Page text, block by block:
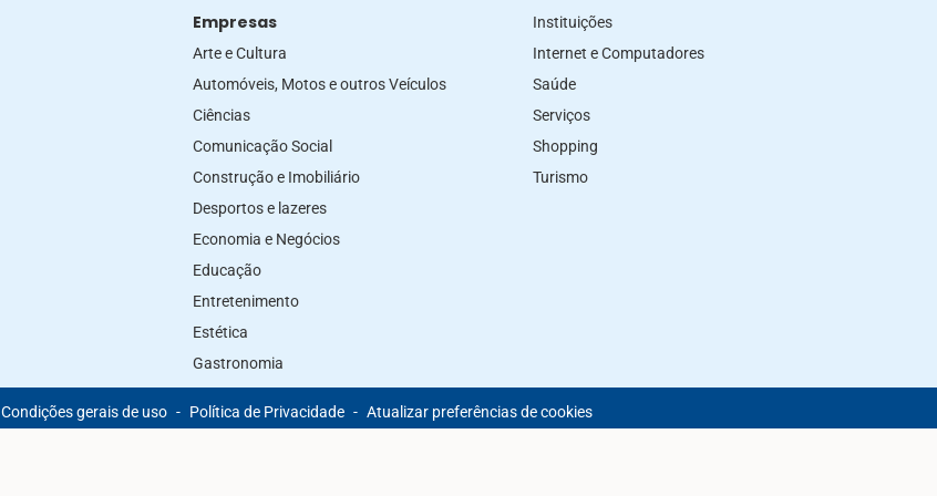
Empresas
Arte e Cultura
Automóveis, Motos e outros Veículos
Ciências
Comunicação Social
Construção e Imobiliário
Desportos e lazeres
Economia e Negócios
Educação
Entretenimento
Estética
Gastronomia
Instituições
Internet e Computadores
Saúde
Serviços
Shopping
Turismo
Condições gerais de uso - Política de Privacidade - Atualizar preferências de cookies